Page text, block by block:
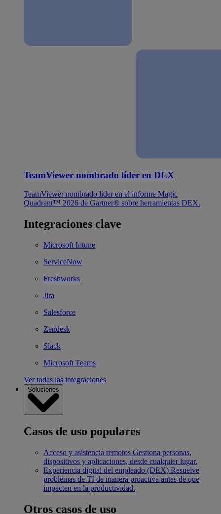
TeamViewer nombrado líder en DEX
TeamViewer nombrado líder en el informe Magic
Quadrant™ 2026 de Gartner® sobre herramientas DEX.
Integraciones clave
Microsoft Intune
ServiceNow
Freshworks
Jira
Salesforce
Zendesk
Slack
Microsoft Teams
Ver todas las integraciones
Soluciones
Casos de uso populares
Acceso y asistencia remotos Gestiona personas,
dispositivos y aplicaciones, desde cualquier lugar.
Experiencia digital del empleado (DEX) Resuelve
problemas de TI de manera proactiva antes de que
impacten en la productividad.
Otros casos de uso